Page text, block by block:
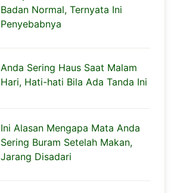
Badan Normal, Ternyata Ini
Penyebabnya
Anda Sering Haus Saat Malam
Hari, Hati-hati Bila Ada Tanda Ini
Ini Alasan Mengapa Mata Anda
Sering Buram Setelah Makan,
Jarang Disadari